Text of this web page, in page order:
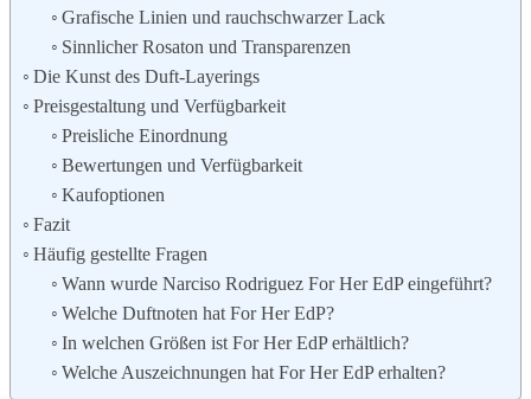
Grafische Linien und rauchschwarzer Lack
Sinnlicher Rosaton und Transparenzen
Die Kunst des Duft-Layerings
Preisgestaltung und Verfügbarkeit
Preisliche Einordnung
Bewertungen und Verfügbarkeit
Kaufoptionen
Fazit
Häufig gestellte Fragen
Wann wurde Narciso Rodriguez For Her EdP eingeführt?
Welche Duftnoten hat For Her EdP?
In welchen Größen ist For Her EdP erhältlich?
Welche Auszeichnungen hat For Her EdP erhalten?